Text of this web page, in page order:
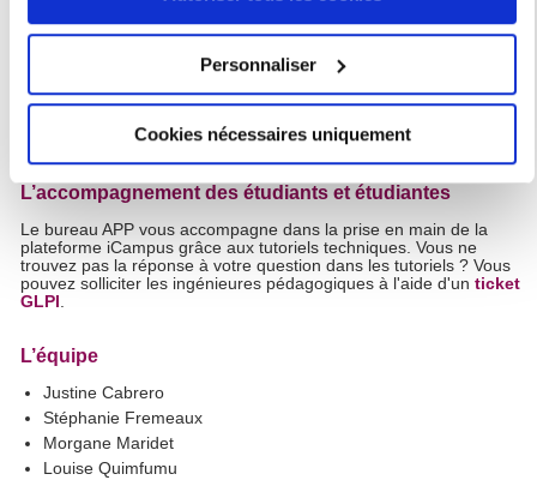
Si vous le permettez, nous aimerions également :
géographique qui peuvent être précises à plusieurs
mètres près
Identifier votre appareil en l'analysant activement
pour en relever les caractéristiques spécifiques
(empreintes digitales).
Pour en savoir plus sur le traitement de vos données
personnelles et définir vos préférences, reportez-vous à la
section « Détails ». Vous pouvez modifier ou retirer votre
les cookies.
Les cookies nous permettent de personnaliser le contenu
et les annonces, d'offrir des fonctionnalités relatives aux
médias sociaux et d'analyser notre trafic. Nous
Personnaliser
Cookies nécessaires uniquement
nouvelles formations, médiatisation des ressources
(amélioration de l'offre pédagogique, conditions
Vous avez un projet institutionnel et souhaitez être accompagné
L’accompagnement des étudiants et étudiantes
Le bureau APP vous accompagne dans la prise en main de la
plateforme iCampus grâce aux tutoriels techniques. Vous ne
trouvez pas la réponse à votre question dans les tutoriels ? Vous
pouvez solliciter les ingénieures pédagogiques à l'aide d'unticket
GLPI
L’équipe
Justine Cabrero
Stéphanie Fremeaux
Morgane Maridet
Louise Quimfumu